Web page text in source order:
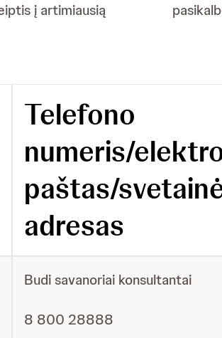
į artimiausią
Telefono
numeris/
paštas/
adresas
Budi savanoriai konsultantai
8 800 28888